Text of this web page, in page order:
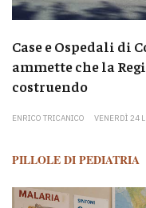
Case e Ospedali di
ammette che la
costruendo
ENRICO TRICANICO VENERDÌ 24
PILLOLE DI PEDIATRIA